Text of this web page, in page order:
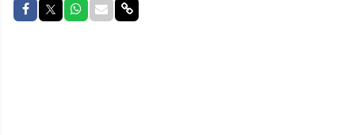
Delen op Facebook
Delen op Twitter
Delen op Whatsapp
Delen via Mail
Delen via link